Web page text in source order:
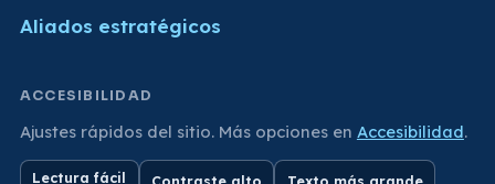
Aliados estratégicos
ACCESIBILIDAD
Ajustes rápidos del sitio. Más opciones en Accesibilidad.
Lectura fácil